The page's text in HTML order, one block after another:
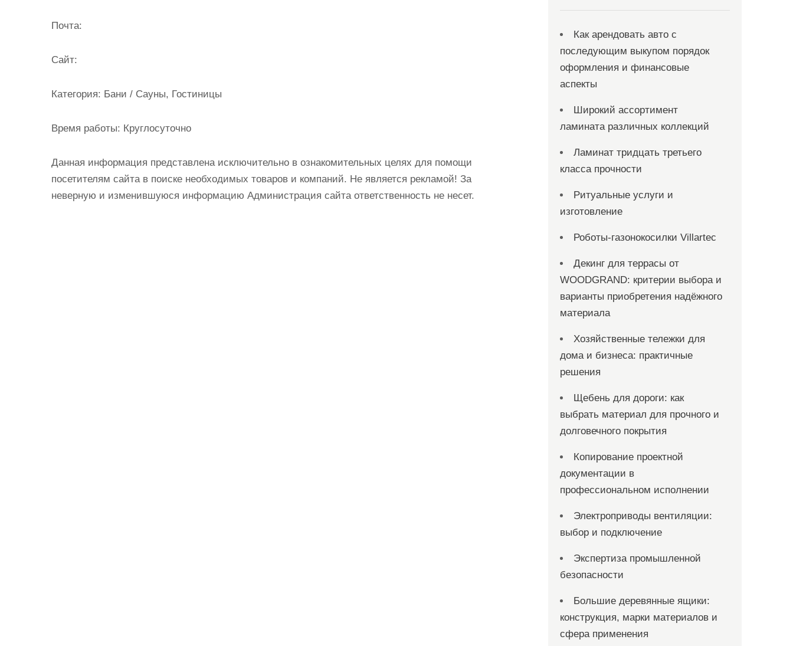
Почта:
Cайт:
Категория: Бани / Сауны, Гостиницы
Время работы: Круглосуточно
Данная информация представлена исключительно в ознакомительных целях для помощи
посетителям сайта в поиске необходимых товаров и компаний. Не является рекламой! За
неверную и изменившуюся информацию Администрация сайта ответственность не несет.
Как арендовать авто с
последующим выкупом порядок
оформления и финансовые
аспекты
Широкий ассортимент
ламината различных коллекций
Ламинат тридцать третьего
класса прочности
Ритуальные услуги и
изготовление
Роботы-газонокосилки Villartec
Декинг для террасы от
WOODGRAND: критерии выбора и
варианты приобретения надёжного
материала
Хозяйственные тележки для
дома и бизнеса: практичные
решения
Щебень для дороги: как
выбрать материал для прочного и
долговечного покрытия
Копирование проектной
документации в
профессиональном исполнении
Электроприводы вентиляции:
выбор и подключение
Экспертиза промышленной
безопасности
Большие деревянные ящики:
конструкция, марки материалов и
сфера применения